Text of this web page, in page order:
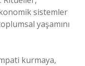
sistemler
yaşamını
kurmaya,